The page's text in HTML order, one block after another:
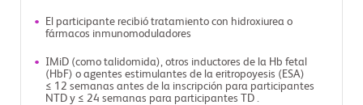
El participante recibió tratamiento con hidroxiurea o
fármacos inmunomoduladores
IMiD (como talidomida), otros inductores de la Hb fetal
(HbF) o agentes estimulantes de la eritropoyesis (ESA)
≤ 12 semanas antes de la inscripción para participantes
NTD y ≤ 24 semanas para participantes TD .